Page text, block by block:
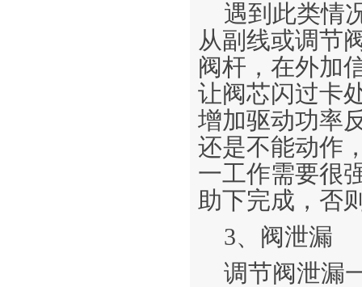
遇到此类情
从副线或调节
阀杆，在外加
让阀芯闪过卡
增加驱动功率
还是不能动作
一工作需要很
助下完成，否
3、阀泄漏
调节阀泄漏